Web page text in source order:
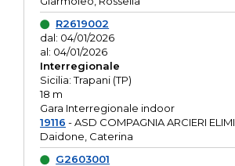
R2619002
dal: 04/01/2026
al: 04/01/2026
Interregionale
Sicilia: Trapani (TP)
18 m
Gara Interregionale indoor
19116 - ASD COMPAGNIA ARCIERI ELIMI
Daidone, Caterina
G2603001